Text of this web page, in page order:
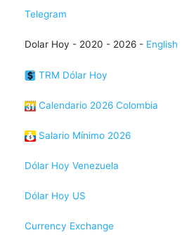
Telegram
Dolar Hoy - 2020 - 2026 - English
TRM Dólar Hoy
Calendario 2026 Colombia
Salario Mínimo 2026
Dólar Hoy Venezuela
Dólar Hoy US
Currency Exchange